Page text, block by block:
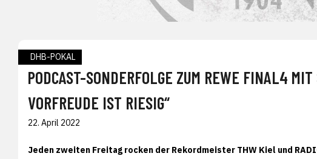
DHB-POKAL
PODCAST-SONDERFOLGE ZUM REWE FINAL4
VORFREUDE IST RIESIG“
22. April 2022
Jeden zweiten Freitag rocken der Rekordmeister THW Kiel und